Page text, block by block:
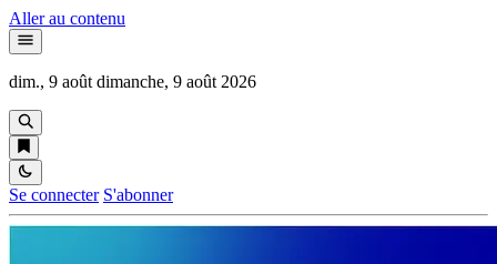
Aller au contenu
dim., 9 août dimanche, 9 août 2026
Se connecter S'abonner